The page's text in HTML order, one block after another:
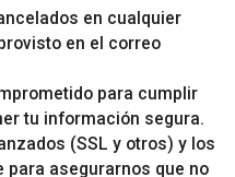
en cualquier
en el correo
para cumplir
tu información segura.
(SSL y otros) y los
asegurarnos que no